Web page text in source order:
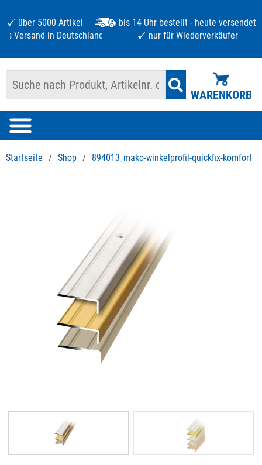
über 5000 Artikel
bis 14 Uhr bestellt - heute versendet
Versand in Deutschland ab 125 €
nur für Wiederverkäufer
WARENKORB
Startseite / Shop / 894013_mako-winkelprofil-quickfix-komfort